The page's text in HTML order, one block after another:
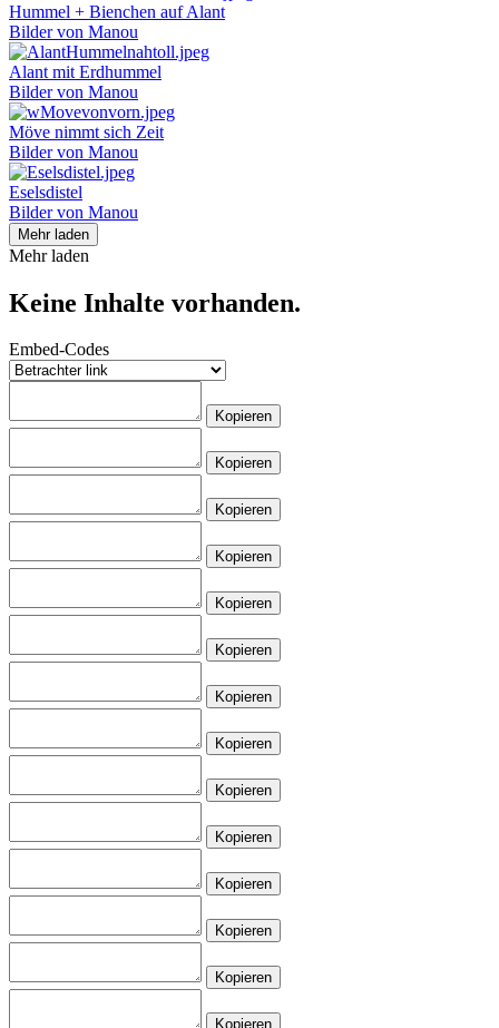
Hummel + Bienchen auf Alant
Bilder von Manou
Alant mit Erdhummel
Bilder von Manou
Möve nimmt sich Zeit
Bilder von Manou
Eselsdistel
Bilder von Manou
Mehr laden
Mehr laden
Keine Inhalte vorhanden.
Embed-Codes
Kopieren
Kopieren
Kopieren
Kopieren
Kopieren
Kopieren
Kopieren
Kopieren
Kopieren
Kopieren
Kopieren
Kopieren
Kopieren
Kopieren